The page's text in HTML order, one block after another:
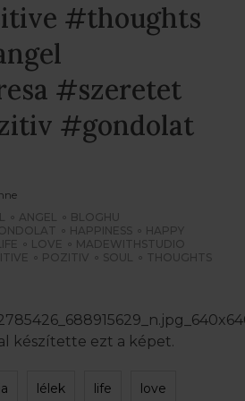
#thoughts
#szeretet
#gondolat
ANGEL
BLOGHU
HAPPINESS
HAPPY
LOVE
MADEWITHSTUDIO
POZITIV SOUL
THOUGHTS
készítette ezt a képet.
lélek life love